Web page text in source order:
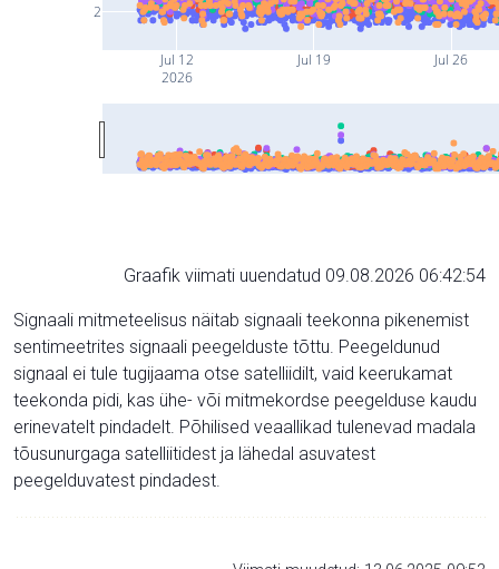
Jul 12
2026
Jul 19 Jul 26
2
Graafik viimati uuendatud 09.08.2026 06:42:54
Signaali mitmeteelisus näitab signaali teekonna pikenemist
sentimeetrites signaali peegelduste tõttu. Peegeldunud
signaal ei tule tugijaama otse satelliidilt, vaid keerukamat
teekonda pidi, kas ühe- või mitmekordse peegelduse kaudu
erinevatelt pindadelt. Põhilised veaallikad tulenevad madala
tõusunurgaga satelliitidest ja lähedal asuvatest
peegelduvatest pindadest.